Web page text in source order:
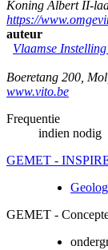
Koning Albert II-
https://
auteur
Vlaamse
Boeretang 200 Mol
www.vito.be
Frequentie
indien nodig
GEMET -
GEMET -